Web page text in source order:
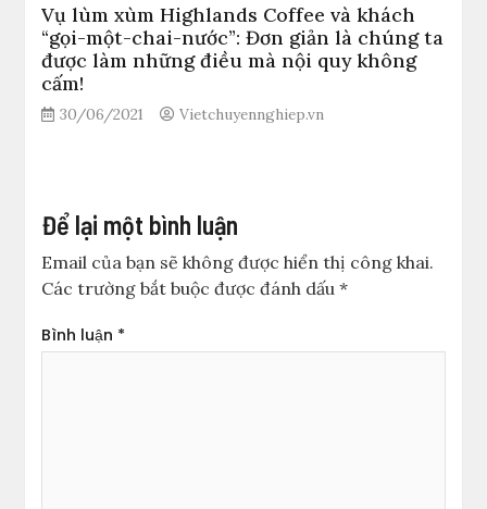
Vụ lùm xùm Highlands Coffee và khách
“gọi-một-chai-nước”: Đơn giản là chúng ta
được làm những điều mà nội quy không
cấm!
30/06/2021 Vietchuyennghiep.vn
Để lại một bình luận
Email của bạn sẽ không được hiển thị công khai.
Các trường bắt buộc được đánh dấu*
Bình luận *